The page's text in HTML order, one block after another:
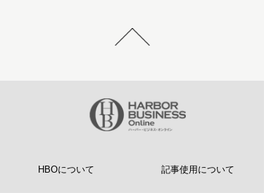
HBOについて 記事使用について